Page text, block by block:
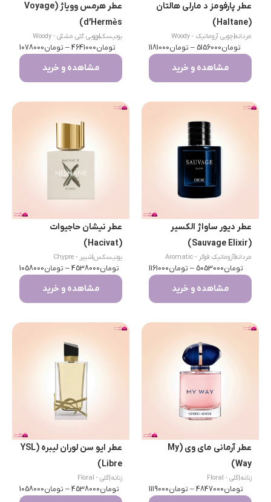
عطر پارفومز د مارلی هالتان
(Haltane)
مردانه
|
چوبی آروماتیک - Woody
Aromatic
تومان5156000
– تومان1181000
مشاهده و خرید
عطر هرمس وویاژ (Voyage
d’Hermès)
یونیسکس
|
چوبی گلی مشکی - Woody
Floral Muskتومان4641000
– تومان1078000
مشاهده و خرید
عطر دیور ساواژ الکسیر
(Sauvage Elixir)
مردانه|
آروماتیک فوگر - Aromatic
Fougèreتومان5053000
– تومان1161000
مشاهده و خرید
عطر نیشان حاجیوات
(Hacivat)
یونیسکس شیپر - Chypre
تومان4538000
– تومان1058000
مشاهده و خرید
عطر آرمانی مای وی (My
Way)
زنانه گلی - Floral
تومان4847000
– تومان1119000
عطر ایو سن لوران لیبره (YSL
Libre)
زنانه گلی - Floral
تومان4538000
– تومان1058000